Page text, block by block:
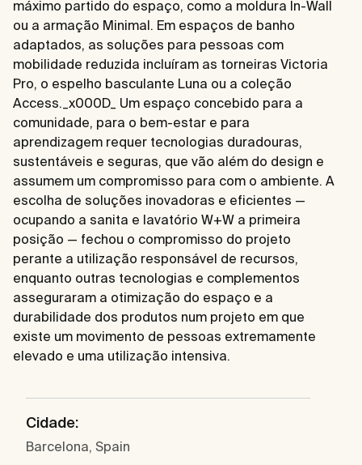
máximo partido do espaço, como a moldura In-Wall
ou a armação Minimal. Em espaços de banho
adaptados, as soluções para pessoas com
mobilidade reduzida incluíram as torneiras Victoria
Pro, o espelho basculante Luna ou a coleção
Access._x000D_ Um espaço concebido para a
comunidade, para o bem-estar e para
aprendizagem requer tecnologias duradouras,
sustentáveis e seguras, que vão além do design e
assumem um compromisso para com o ambiente. A
escolha de soluções inovadoras e eficientes —
ocupando a sanita e lavatório W+W a primeira
posição — fechou o compromisso do projeto
perante a utilização responsável de recursos,
enquanto outras tecnologias e complementos
asseguraram a otimização do espaço e a
durabilidade dos produtos num projeto em que
existe um movimento de pessoas extremamente
elevado e uma utilização intensiva.
Cidade:
Barcelona, Spain